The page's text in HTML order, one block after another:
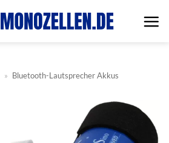
» Bluetooth-Lautsprecher Akkus